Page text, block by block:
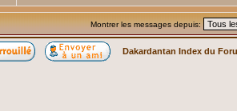
Montrer les messages depuis:
Dakardantan Index du